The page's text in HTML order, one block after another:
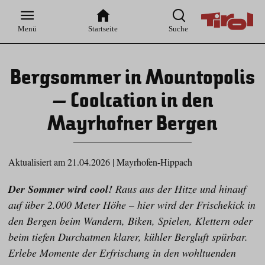
Hauptnavigation
Inhaltsbereich
Menü Startseite Suche
Bergsommer in Mountopolis
– Coolcation in den
Mayrhofner Bergen
Aktualisiert am 21.04.2026 | Mayrhofen-Hippach
Der Sommer wird cool! Raus aus der Hitze und hinauf
auf über 2.000 Meter Höhe – hier wird der Frischekick in
den Bergen beim Wandern, Biken, Spielen, Klettern oder
beim tiefen Durchatmen klarer, kühler Bergluft spürbar.
Erlebe Momente der Erfrischung in den wohltuenden